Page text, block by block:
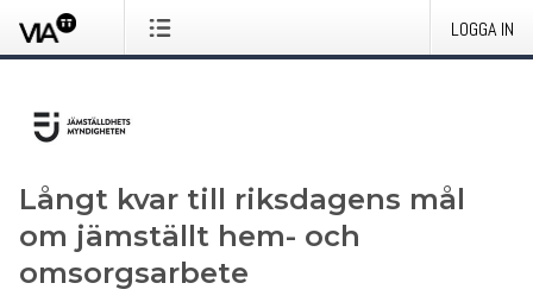
LOGGA IN
Långt kvar till riksdagens mål
om jämställt hem- och
omsorgsarbete